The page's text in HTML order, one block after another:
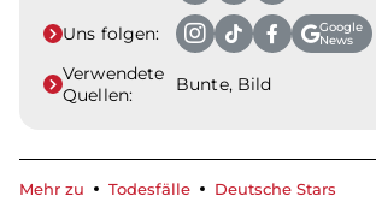
Uns folgen:
Google
News
Verwendete
Quellen:
Bunte, Bild
Mehr zu Todesfälle Deutsche Stars